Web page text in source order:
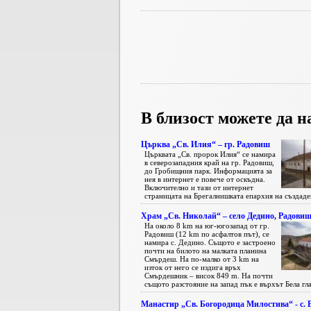
В близост можете да
Църква „Св. Илия“ – гр. Радовиш
Църквата „Св. пророк Илия“ се намира
в северозападния край на гр. Радовиш,
до Гробищния парк. Информацията за
нея в интернет е повече от оскъдна.
Включително и тази от интернет
страницата на Брегалнишката епархия на
Храм „Св. Николай“ – село Дедино,
На около 8 km на юг-югозапад от гр.
Радовиш (12 km по асфалтов път), се
намира с. Дедино. Същото е застроено
почти на билото на малката планина
Смърдеш. На по-малко от 3 km на
изток от него се издига връх
Смърдешник – висок 849 m. На почти
същото разстояние на запад пък е върхът Бела
Манастир „Св. Богородица Милостива“ - с.